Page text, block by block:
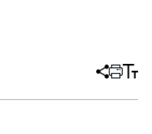
分
章
打 调
小